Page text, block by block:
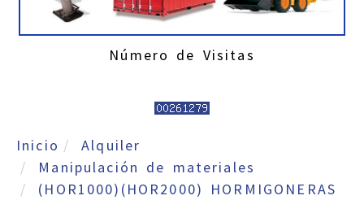
Número de Visitas
Inicio
Alquiler
Manipulación de materiales
(HOR1000)(HOR2000) HORMIGONERAS